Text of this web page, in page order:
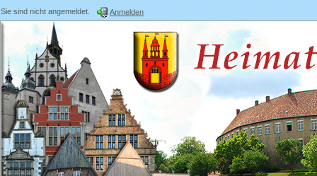
Sie sind nicht angemeldet. Anmelden